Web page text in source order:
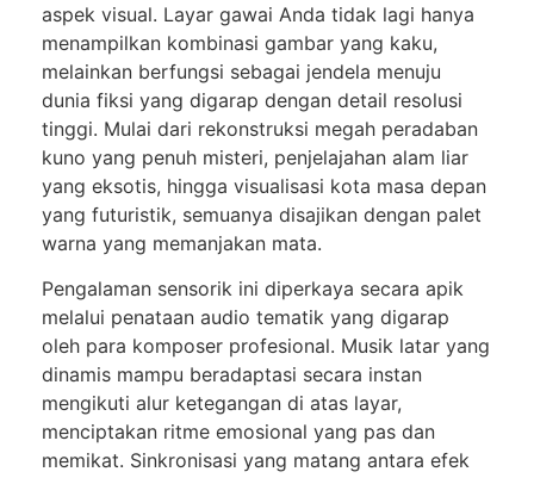
aspek visual. Layar gawai Anda tidak lagi hanya
menampilkan kombinasi gambar yang kaku,
melainkan berfungsi sebagai jendela menuju
dunia fiksi yang digarap dengan detail resolusi
tinggi. Mulai dari rekonstruksi megah peradaban
kuno yang penuh misteri, penjelajahan alam liar
yang eksotis, hingga visualisasi kota masa depan
yang futuristik, semuanya disajikan dengan palet
warna yang memanjakan mata.
Pengalaman sensorik ini diperkaya secara apik
melalui penataan audio tematik yang digarap
oleh para komposer profesional. Musik latar yang
dinamis mampu beradaptasi secara instan
mengikuti alur ketegangan di atas layar,
menciptakan ritme emosional yang pas dan
memikat. Sinkronisasi yang matang antara efek